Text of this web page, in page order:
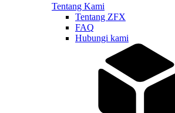
Tentang Kami
Tentang ZFX
FAQ
Hubungi kami